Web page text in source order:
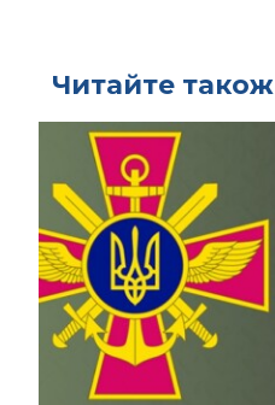
Читайте також